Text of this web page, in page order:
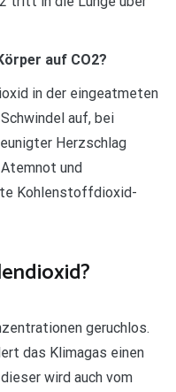
auf CO2?
in der eingeatmeten
auf, bei
Herzschlag
und
Kohlenstoffdioxid-
geruchlos.
das Klimagas einen
wird auch vom